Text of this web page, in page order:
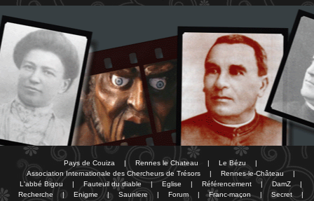
Pays de Couiza | Rennes le Chateau | Le Bézu
|
Association Internationale des Chercheurs de Trésors
| Rennes-le-Château
|
L'abbé Bigou
| Fauteuil du diable | Eglise | Référencement | DamZ
|
Recherche
| Enigme | Sauniere | Forum | Franc-maçon | Secret |